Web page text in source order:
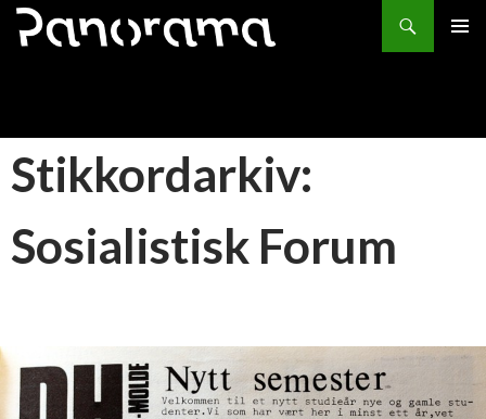
Søk
HOPP
Stikkordarkiv:
Sosialistisk Forum